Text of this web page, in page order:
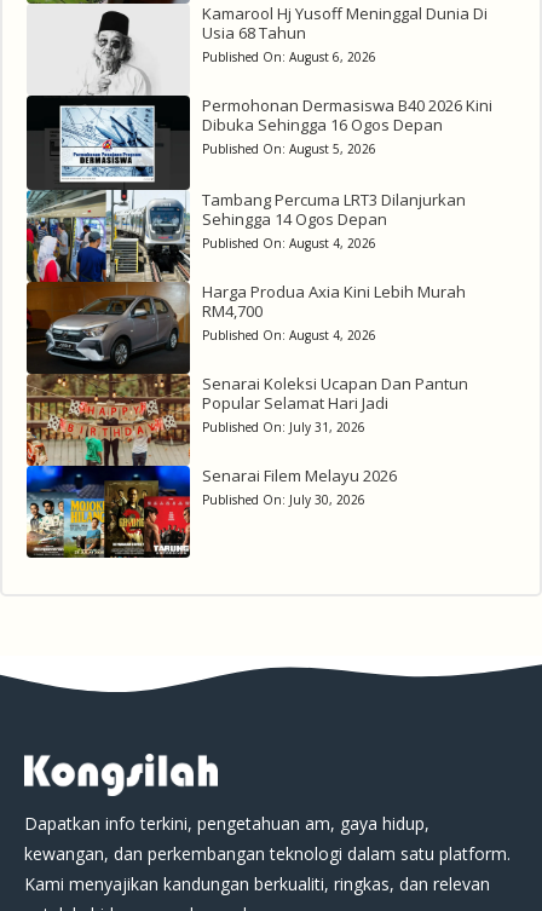
Kamarool Hj Yusoff Meninggal Dunia Di
Usia 68 Tahun
Published On: August 6, 2026
Permohonan Dermasiswa B40 2026 Kini
Dibuka Sehingga 16 Ogos Depan
Published On: August 5, 2026
Tambang Percuma LRT3 Dilanjurkan
Sehingga 14 Ogos Depan
Published On: August 4, 2026
Harga Produa Axia Kini Lebih Murah
RM4,700
Published On: August 4, 2026
Senarai Koleksi Ucapan Dan Pantun
Popular Selamat Hari Jadi
Published On: July 31, 2026
Senarai Filem Melayu 2026
Published On: July 30, 2026
Dapatkan info terkini, pengetahuan am, gaya hidup,
kewangan, dan perkembangan teknologi dalam satu platform.
Kami menyajikan kandungan berkualiti, ringkas, dan relevan